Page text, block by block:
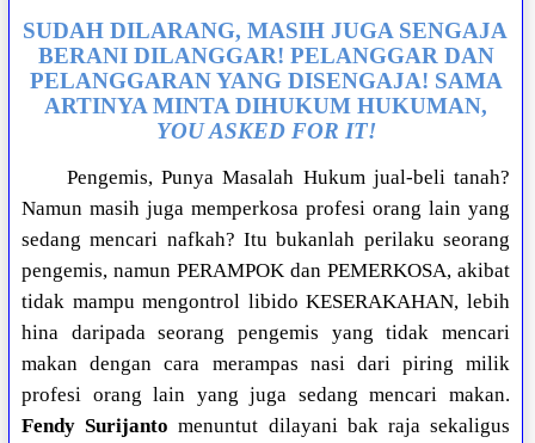
SUDAH DILARANG, MASIH JUGA SENGAJA
BERANI DILANGGAR! PELANGGAR DAN
PELANGGARAN YANG DISENGAJA! SAMA
ARTINYA MINTA DIHUKUM HUKUMAN,
YOU ASKED FOR IT!
Pengemis, Punya Masalah Hukum jual-beli tanah?
Namun masih juga memperkosa profesi orang lain yang
sedang mencari nafkah? Itu bukanlah perilaku seorang
pengemis, namun PERAMPOK dan PEMERKOSA, akibat
tidak mampu mengontrol libido KESERAKAHAN, lebih
hina daripada seorang pengemis yang tidak mencari
makan dengan cara merampas nasi dari piring milik
profesi orang lain yang juga sedang mencari makan.
Fendy Surijanto menuntut dilayani bak raja sekaligus